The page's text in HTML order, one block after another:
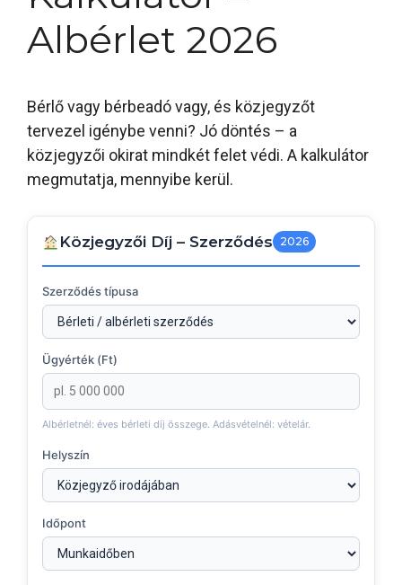
Albérlet 2026
Bérlő vagy bérbeadó vagy, és közjegyzőt
tervezel igénybe venni? Jó döntés – a
közjegyzői okirat mindkét felet védi. A kalkulátor
megmutatja, mennyibe kerül.
Közjegyzői Díj – Szerződés 2026
Szerződés típusa
Ügyérték (Ft)
Albérletnél: éves bérleti díj összege. Adásvételnél: vételár.
Helyszín
Időpont